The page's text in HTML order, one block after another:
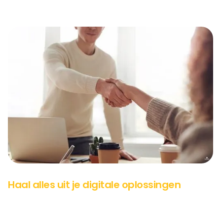
Haal alles uit je digitale oplossingen